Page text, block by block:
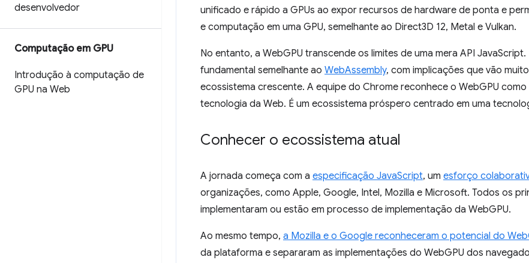
desenvolvedor
Computação em GPU
Introdução à computação de
GPU na Web
unificado e rápido a GPUs ao expor recursos de hardware de ponta e
e computação em uma GPU, semelhante ao Direct3D 12, Metal e Vulkan.
No entanto, a WebGPU transcende os limites de uma mera API
fundamental semelhante ao WebAssembly, com implicações que vão
ecossistema crescente. A equipe do Chrome reconhece o WebGPU como
tecnologia da Web. É um ecossistema próspero centrado em uma
Conhecer o ecossistema atual
A jornada começa com a especificação JavaScript, um esforço
organizações, como Apple, Google, Intel, Mozilla e Microsoft. Todos os
implementaram ou estão em processo de implementação da WebGPU.
Ao mesmo tempo, a Mozilla e o Google reconheceram o potencial do
da plataforma e separaram as implementações do WebGPU dos